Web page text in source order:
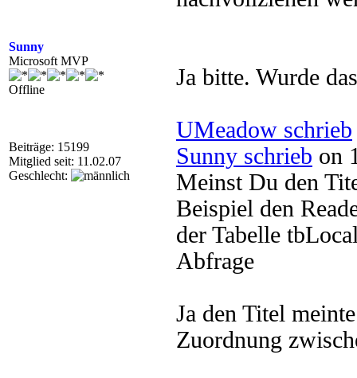
Sunny
Microsoft MVP
Offline
Beiträge: 15199
Mitglied seit: 11.02.07
Geschlecht:
Ja bitte. Wurde
UMeadow schrieb
Sunny schrieb on
Meinst Du den
Beispiel den
der Tabelle
Abfrage
Ja den Titel
Zuordnung